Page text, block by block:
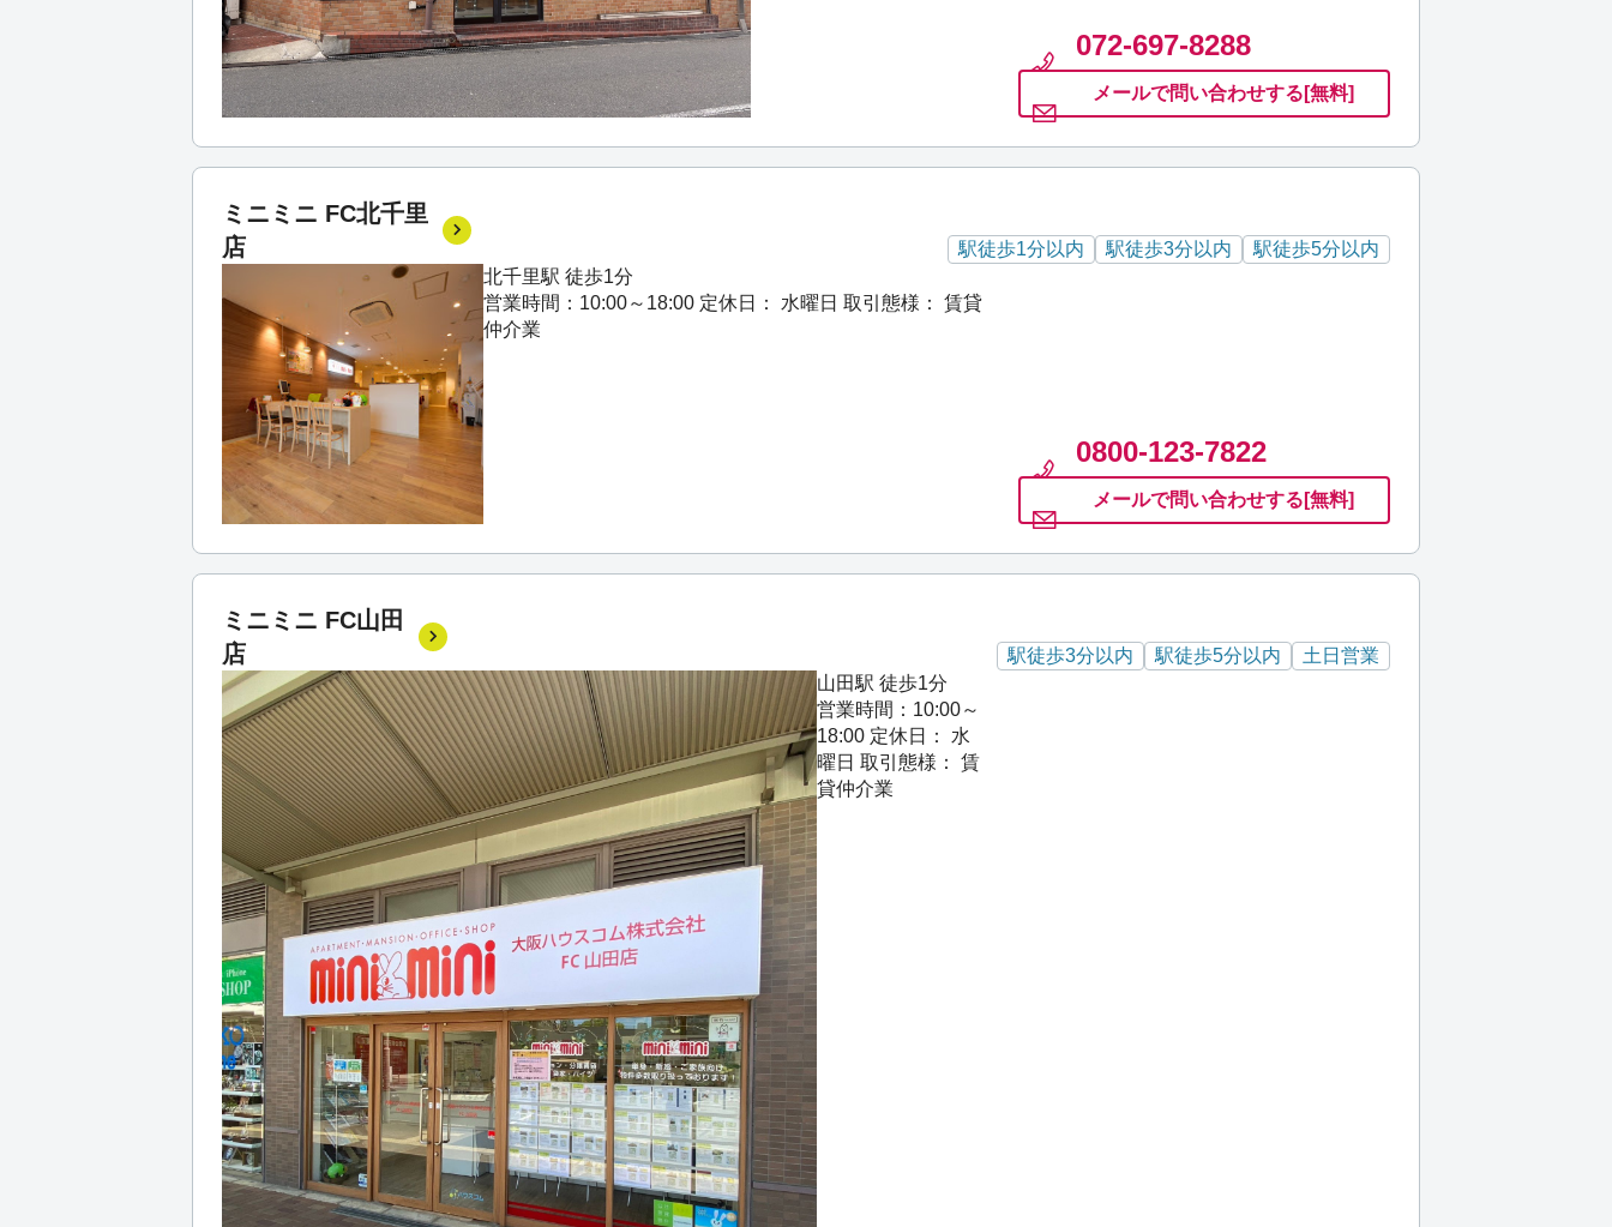
072-697-8288
メールで問い合わせする [無料]
ミニミニ FC北千里
店
駅徒歩1分以内 駅徒歩3分以内
駅徒歩5分以内
北千里駅 徒歩1分
営業時間：10:00～18:00 定休日： 水曜日 取引態様： 賃貸
仲介業
0800-123-7822
メールで問い合わせする [無料]
ミニミニ FC山田
店
駅徒歩3分以内 駅徒歩5分以内
土日営業
山田駅 徒歩1分
営業時間：10:00～
18:00 定休日： 水
曜日取引態様： 賃
貸仲介業